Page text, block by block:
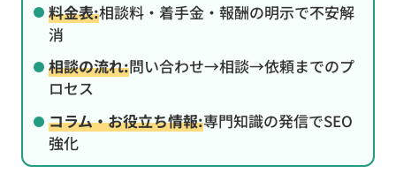
料金表:相談料・着手金・報酬の明示で不安解
消
相談の流れ:問い合わせ→相談→依頼までのプ
ロセス
コラム・お役立ち情報:専門知識の発信でSEO
強化